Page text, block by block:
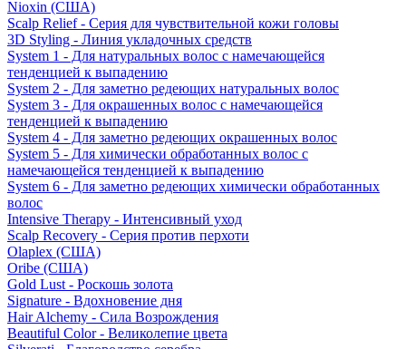
Nioxin (США)
Scalp Relief - Серия для чувствительной кожи головы
3D Styling - Линия укладочных средств
System 1 - Для натуральных волос с намечающейся
тенденцией к выпадению
System 2 - Для заметно редеющих натуральных волос
System 3 - Для окрашенных волос с намечающейся
тенденцией к выпадению
System 4 - Для заметно редеющих окрашенных волос
System 5 - Для химически обработанных волос с
намечающейся тенденцией к выпадению
System 6 - Для заметно редеющих химически обработанных
волос
Intensive Therapy - Интенсивный уход
Scalp Recovery - Серия против перхоти
Olaplex (США)
Oribe (США)
Gold Lust - Роскошь золота
Signature - Вдохновение дня
Hair Alchemy - Сила Возрождения
Beautiful Color - Великолепие цвета